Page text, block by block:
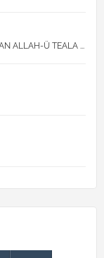
ALLAH-Ü TEALA ...